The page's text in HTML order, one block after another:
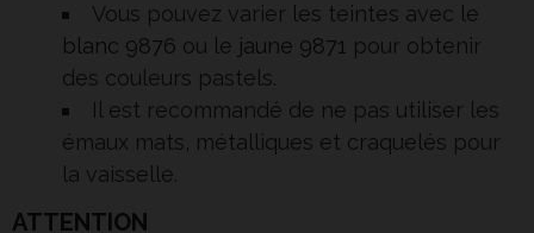
Vous pouvez varier les teintes avec le
blanc 9876 ou le jaune 9871 pour obtenir
des couleurs pastels.
Il est recommandé de ne pas utiliser les
émaux mats, métalliques et craquelés pour
la vaisselle.
ATTENTION